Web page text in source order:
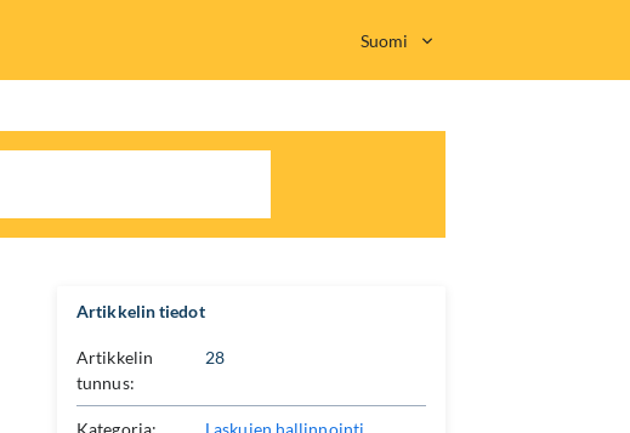
Suomi
Artikkelin tiedot
Artikkelin
tunnus:
28
Kategoria: Laskujen hallinnointi